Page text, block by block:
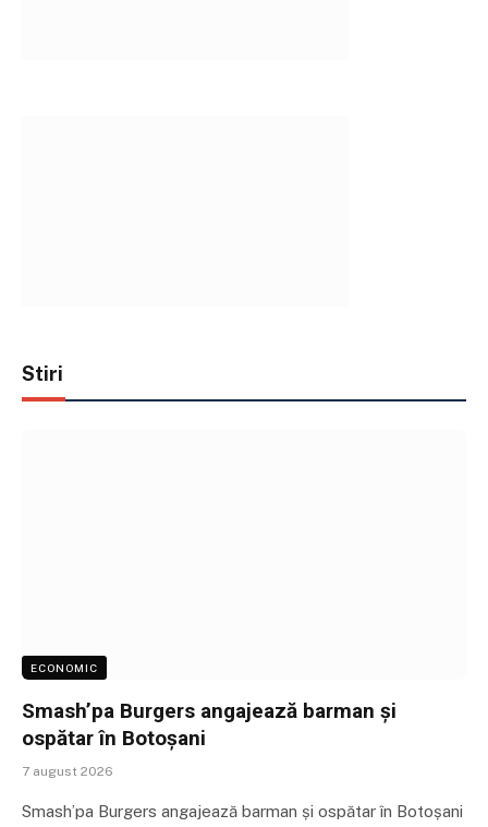
Stiri
ECONOMIC
Smash’pa Burgers angajează barman și
ospătar în Botoșani
7 august 2026
Smash’pa Burgers angajează barman și ospătar în Botoșani